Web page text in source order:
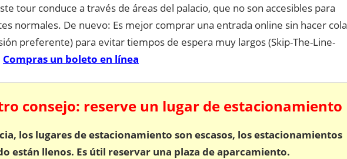
tour conduce a través de áreas del palacio, que no son accesibles para
normales. De nuevo: Es mejor comprar una entrada online sin hacer cola
preferente) para evitar tiempos de espera muy largos (Skip-The-Line-
Compras un boleto en línea
consejo: reserve un lugar de estacionamiento
los lugares de estacionamiento son escasos, los estacionamientos
están llenos. Es útil reservar una plaza de aparcamiento.